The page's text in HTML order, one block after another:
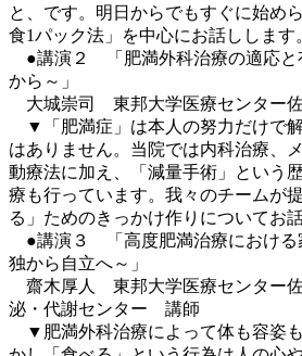
と、です。明日からでもすぐに始め
食1パック法」を中心にお話しします
●講演２ 「肥満外科治療の適応と
から～」
大城崇司 東邦大学医療センター
▼「肥満症」は本人の努力だけで
はありません。当院では内科治療、
動療法に加え、「減量手術」という
療も行っています。我々のチームが
る」ためのきっかけ作りについてお
●講演３ 「高度肥満治療における
独から自立へ～」
齋木厚人 東邦大学医療センター
泌・代謝センター 講師
▼肥満外科治療によって体も容姿